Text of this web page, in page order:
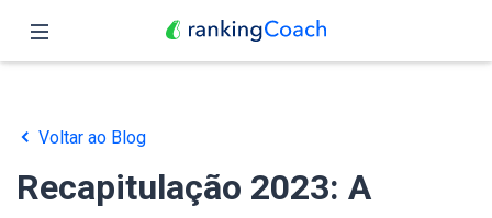
Funções
Preços
Voltar ao Blog
Recapitulação 2023: A